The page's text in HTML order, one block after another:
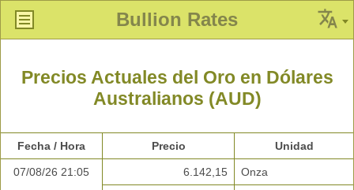
Bullion Rates
Precios Actuales del Oro en Dólares
Australianos (AUD)
Fecha / Hora Precio Unidad
07/08/26 21:05 6.142,15 Onza